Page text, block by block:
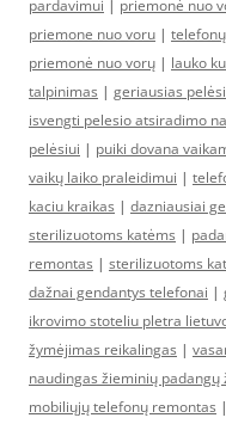
pardavimui | priemonė nuo
priemone nuo voru |
priemonė nuo vorų | lauko
talpinimas | geriausias
isvengti pelesio atsiradimo
pelėsiui | puiki dovana
vaikų laiko praleidimui |
kaciu kraikas | dazniausiai
sterilizuotoms katėms |
remontas | sterilizuotoms
dažnai gendantys telefonai |
ikrovimo stoteliu pletra
žymėjimas reikalingas |
naudingas žieminių padangų
mobiliųjų telefonų remontas |